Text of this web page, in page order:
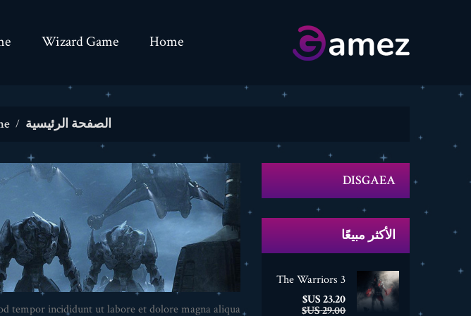
Home
Wizard Game
الصفحة الرئيسية
DISGAEA
الأكثر مبيعًا
The Warriors 3
السعر
23.20 US$ السعر
الأساسي 29.00 US$
tempor incididunt ut labore et dolore magna aliqua.